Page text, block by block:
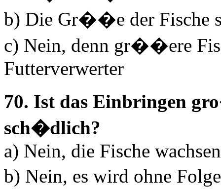
b) Die Gr��e der Fische
c) Nein, denn gr��ere
Futterverwerter
70. Ist das Einbringen
sch�dlich?
a) Nein, die Fische
b) Nein, es wird ohne